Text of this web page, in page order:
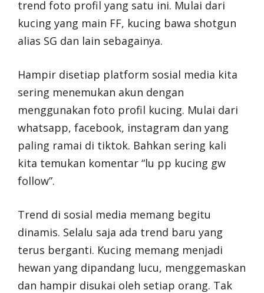
trend foto profil yang satu ini. Mulai dari
kucing yang main FF, kucing bawa shotgun
alias SG dan lain sebagainya.
Hampir disetiap platform sosial media kita
sering menemukan akun dengan
menggunakan foto profil kucing. Mulai dari
whatsapp, facebook, instagram dan yang
paling ramai di tiktok. Bahkan sering kali
kita temukan komentar “lu pp kucing gw
follow”.
Trend di sosial media memang begitu
dinamis. Selalu saja ada trend baru yang
terus berganti. Kucing memang menjadi
hewan yang dipandang lucu, menggemaskan
dan hampir disukai oleh setiap orang. Tak